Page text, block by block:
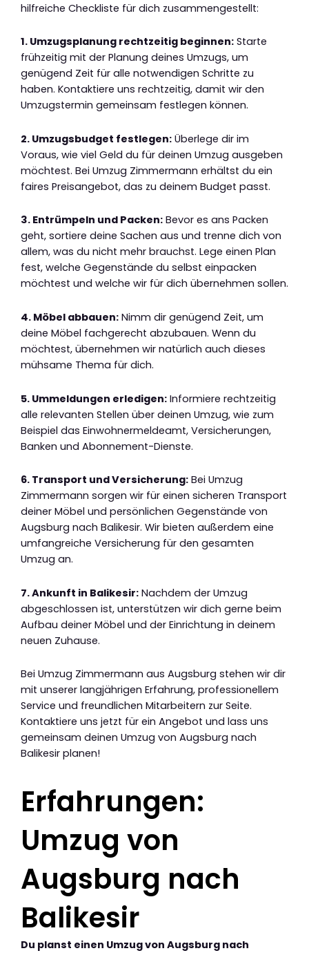
hilfreiche Checkliste für dich zusammengestellt:
1. Umzugsplanung rechtzeitig beginnen: Starte
frühzeitig mit der Planung deines Umzugs, um
genügend Zeit für alle notwendigen Schritte zu
haben. Kontaktiere uns rechtzeitig, damit wir den
Umzugstermin gemeinsam festlegen können.
2. Umzugsbudget festlegen: Überlege dir im
Voraus, wie viel Geld du für deinen Umzug ausgeben
möchtest. Bei Umzug Zimmermann erhältst du ein
faires Preisangebot, das zu deinem Budget passt.
3. Entrümpeln und Packen: Bevor es ans Packen
geht, sortiere deine Sachen aus und trenne dich von
allem, was du nicht mehr brauchst. Lege einen Plan
fest, welche Gegenstände du selbst einpacken
möchtest und welche wir für dich übernehmen sollen.
4. Möbel abbauen: Nimm dir genügend Zeit, um
deine Möbel fachgerecht abzubauen. Wenn du
möchtest, übernehmen wir natürlich auch dieses
mühsame Thema für dich.
5. Ummeldungen erledigen: Informiere rechtzeitig
alle relevanten Stellen über deinen Umzug, wie zum
Beispiel das Einwohnermeldeamt, Versicherungen,
Banken und Abonnement-Dienste.
6. Transport und Versicherung: Bei Umzug
Zimmermann sorgen wir für einen sicheren Transport
deiner Möbel und persönlichen Gegenstände von
Augsburg nach Balikesir. Wir bieten außerdem eine
umfangreiche Versicherung für den gesamten
Umzug an.
7. Ankunft in Balikesir: Nachdem der Umzug
abgeschlossen ist, unterstützen wir dich gerne beim
Aufbau deiner Möbel und der Einrichtung in deinem
neuen Zuhause.
Bei Umzug Zimmermann aus Augsburg stehen wir dir
mit unserer langjährigen Erfahrung, professionellem
Service und freundlichen Mitarbeitern zur Seite.
Kontaktiere uns jetzt für ein Angebot und lass uns
gemeinsam deinen Umzug von Augsburg nach
Balikesir planen!
Erfahrungen:
Umzug von
Augsburg nach
Balikesir
Du planst einen Umzug von Augsburg nach